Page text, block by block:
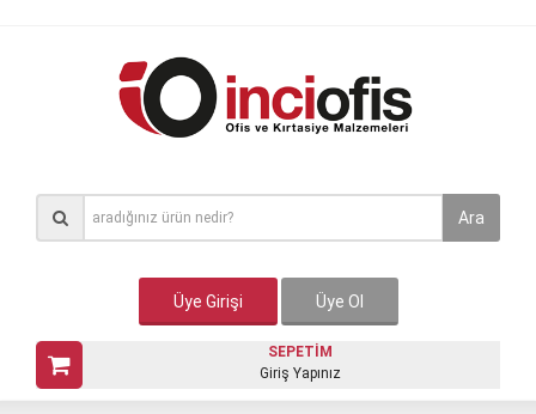
Ara
Üye Girişi Üye Ol
SEPETİM
Giriş Yapınız